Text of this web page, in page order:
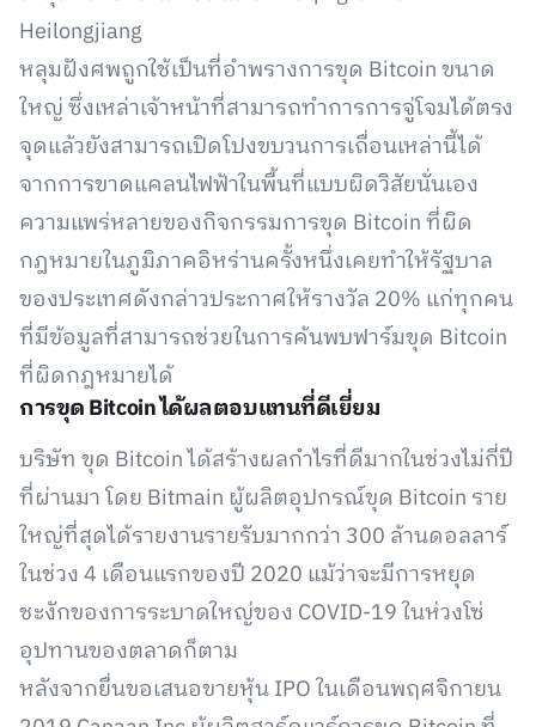
Heilongjiang
หลุมฝังศพถูกใช้เป็นที่อำพรางการขุด Bitcoin ขนาด
ใหญ่ ซึ่งเหล่าเจ้าหน้าที่สามารถทำการการจู่โจมได้ตรง
จุดแล้วยังสามารถเปิดโปงขบวนการเถื่อนเหล่านี้ได้
จากการขาดแคลนไฟฟ้าในพื้นที่แบบผิดวิสัยนั่นเอง
ความแพร่หลายของกิจกรรมการขุด Bitcoin ที่ผิด
กฎหมายในภูมิภาคอิหร่านครั้งหนึ่งเคยทำให้รัฐบาล
ของประเทศดังกล่าวประกาศให้รางวัล 20% แก่ทุกคน
ที่มีข้อมูลที่สามารถช่วยในการค้นพบฟาร์มขุด Bitcoin
ที่ผิดกฎหมายได้
การขุด Bitcoin ได้ผลตอบแทนที่ดีเยี่ยม
บริษัท ขุด Bitcoin ได้สร้างผลกำไรที่ดีมากในช่วงไม่กี่ปี
ที่ผ่านมา โดย Bitmain ผู้ผลิตอุปกรณ์ขุด Bitcoin ราย
ใหญ่ที่สุดได้รายงานรายรับมากกว่า 300 ล้านดอลลาร์
ในช่วง 4 เดือนแรกของปี 2020 แม้ว่าจะมีการหยุด
ชะงักของการระบาดใหญ่ของ COVID-19 ในห่วงโซ่
อุปทานของตลาดก็ตาม
หลังจากยื่นขอเสนอขายหุ้น IPO ในเดือนพฤศจิกายน